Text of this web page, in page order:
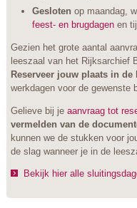
Gesloten op maandag,
feest- en brugdagenen
Gezien het grote aantal
leeszaal van het Rijksarchief
Reserveer jouw plaats in de
werkdagen voor de gewenste
Gelieve bij je aanvraag tot
vermelden van de
kunnen we de stukken voor
de slag wanneer je in de
Bekijk hier alle